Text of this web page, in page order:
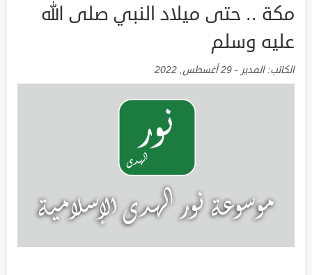
مكة .. حتى ميلاد النبي صلى الله
عليه وسلم
الكاتب:المدير - 29 أغسطس, 2022